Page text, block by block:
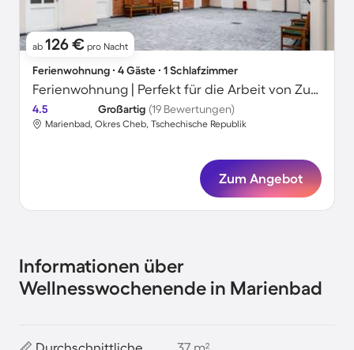
ab 126 € pro Nacht
Ferienwohnung ∙ 4 Gäste ∙ 1 Schlafzimmer
Ferienwohnung | Perfekt für die Arbeit von Zuhause
4.5 Großartig (19 Bewertungen)
Marienbad, Okres Cheb, Tschechische Republik
Zum Angebot
Informationen über
Wellnesswochenende in Marienbad